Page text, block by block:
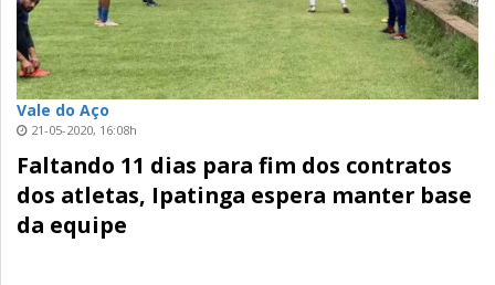
Vale do Aço
21-05-2020, 16:08h
Faltando 11 dias para fim dos contratos
dos atletas, Ipatinga espera manter base
da equipe